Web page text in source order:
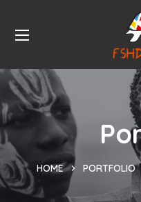
HOME PORTFOLIO